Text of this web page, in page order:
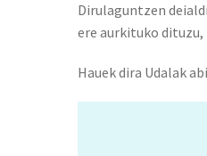
Dirulaguntzen
ere aurkituko dituzu,
Hauek dira Udalak